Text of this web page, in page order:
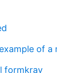
of a
formkrav